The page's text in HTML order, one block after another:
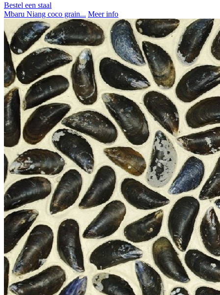
Bestel een staal
Mbaru Niang coco grain... Meer info